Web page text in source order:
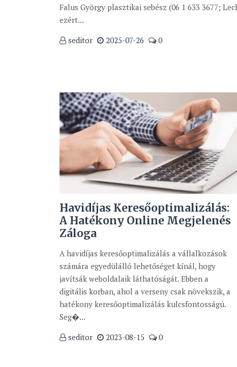
Falus György plasztikai sebész (06 1 633 3677;
ezért...
seditor
2025-07-26 0
Havidíjas Keresőoptimalizálás:
A Hatékony Online Megjelenés
Záloga
A havidíjas keresőoptimalizálás a vállalkozások
számára egyedülálló lehetőséget kínál, hogy
javítsák weboldalaik láthatóságát. Ebben a
digitális korban, ahol a verseny csak növekszik, a
hatékony keresőoptimalizálás kulcsfontosságú.
Seg�...
seditor
2023-08-15 0